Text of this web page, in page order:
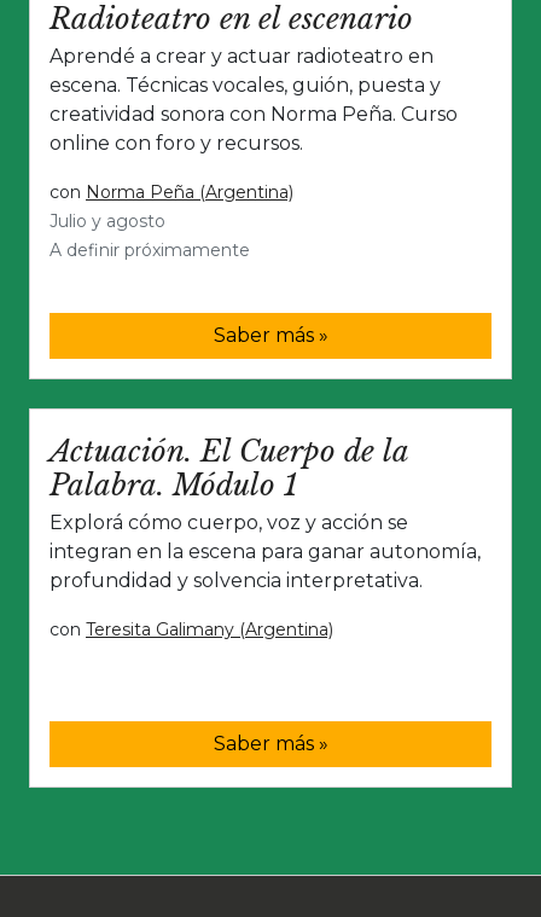
Radioteatro en el escenario
Aprendé a crear y actuar radioteatro en
escena. Técnicas vocales, guión, puesta y
creatividad sonora con Norma Peña. Curso
online con foro y recursos.
con Norma Peña (Argentina)
Julio y agosto
A definir próximamente
Saber más »
Actuación. El Cuerpo de la
Palabra. Módulo 1
Explorá cómo cuerpo, voz y acción se
integran en la escena para ganar autonomía,
profundidad y solvencia interpretativa.
con Teresita Galimany (Argentina)
Saber más »